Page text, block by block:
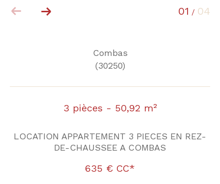
01 / 04
Combas
(30250)
3 pièces - 50,92 m²
LOCATION APPARTEMENT 3 PIECES EN REZ-
DE-CHAUSSEE A COMBAS
635 € CC*